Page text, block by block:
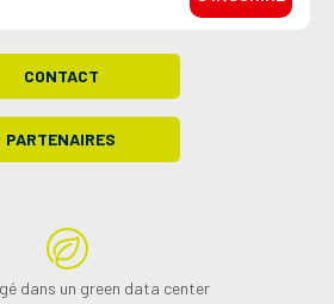
CONTACT
PARTENAIRES
dans un green data center